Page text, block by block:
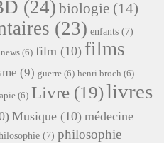
(24) biologie (14)
(23) enfants (7)
(6) film (10) films
(9) guerre (6) henri broch (6)
(6) Livre (19)livres
Musique (10) médecine
(7) philosophie